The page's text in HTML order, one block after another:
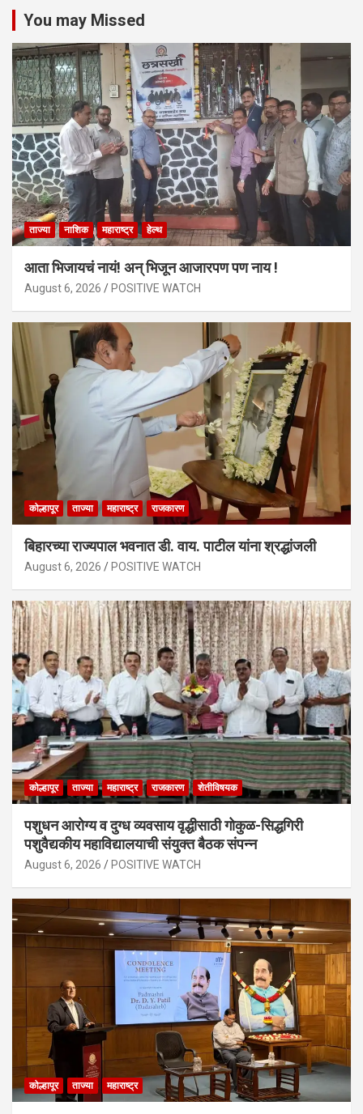
You may Missed
ताज्या नाशिक महाराष्ट्र हेल्थ
आता भिजायचं नायं! अन् भिजून आजारपण पण नाय !
August 6, 2026 POSITIVE WATCH
कोल्हापूर ताज्या महाराष्ट्र राजकारण
बिहारच्या राज्यपाल भवनात डी. वाय. पाटील यांना श्रद्धांजली
August 6, 2026 POSITIVE WATCH
कोल्हापूर ताज्या महाराष्ट्र राजकारण शेतीविषयक
पशुधन आरोग्य व दुग्ध व्यवसाय वृद्धीसाठी गोकुळ-सिद्धगिरी
पशुवैद्यकीय महाविद्यालयाची संयुक्त बैठक संपन्न
August 6, 2026 POSITIVE WATCH
कोल्हापूर ताज्या महाराष्ट्र